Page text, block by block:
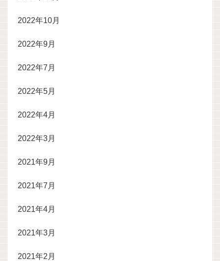
2022年10月
2022年9月
2022年7月
2022年5月
2022年4月
2022年3月
2021年9月
2021年7月
2021年4月
2021年3月
2021年2月